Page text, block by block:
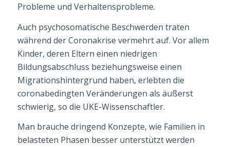
Probleme und Verhaltensprob­le­me.
Auch psychosomatische Beschwerden traten
während der Coronakrise vermehrt auf. Vor allem
Kinder, deren Eltern einen niedrigen
Bildungsabschluss beziehungsweise einen
Migrationshintergrund haben, erlebten die
coronabedingten Veränderungen als äußerst
schwierig, so die UKE-Wissenschaftler.
Man brauche dringend Konzepte, wie Familien in
belasteten Phasen besser unterstützt werden